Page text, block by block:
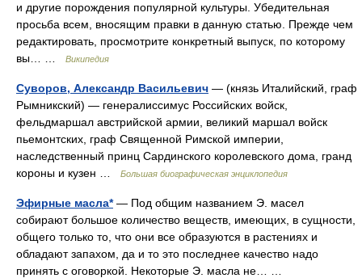
и другие порождения популярной культуры. Убедительная
просьба всем, вносящим правки в данную статью. Прежде чем
редактировать, просмотрите конкретный выпуск, по которому
вы… …
Википедия
Суворов, Александр Васильевич — (князь Италийский, граф
Рымникский) — генералиссимус Российских войск,
фельдмаршал австрийской армии, великий маршал войск
пьемонтских, граф Священной Римской империи,
наследственный принц Сардинского королевского дома, гранд
короны и кузен …
Большая биографическая энциклопедия
Эфирные масла*— Под общим названием Э. масел
собирают большое количество веществ, имеющих, в сущности,
общего только то, что они все образуются в растениях и
обладают запахом, да и то это последнее качество надо
принять с оговоркой. Некоторые Э. масла не… …